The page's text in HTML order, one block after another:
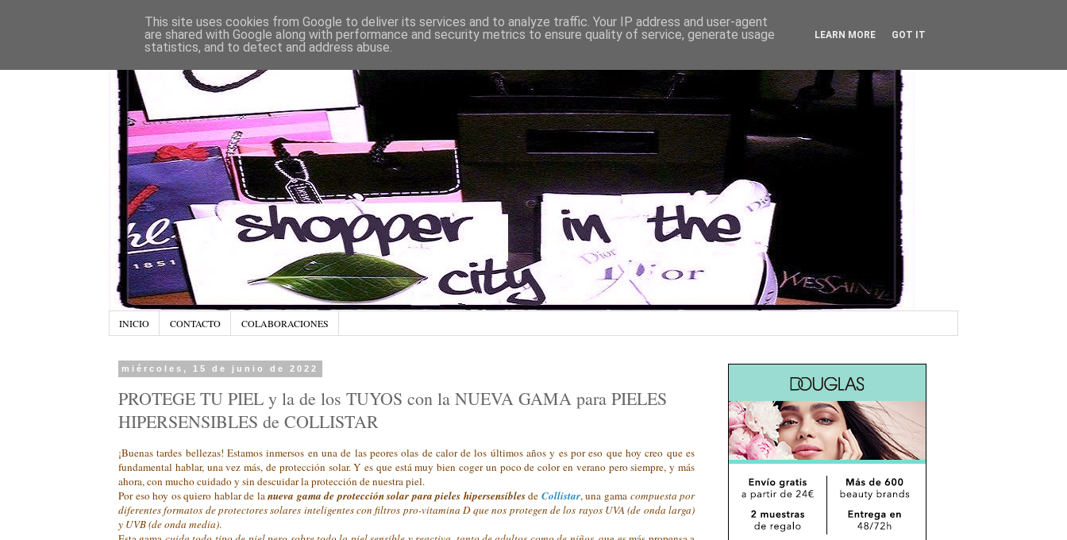
INICIO CONTACTO COLABORACIONES
miércoles, 15 de junio de 2022
PROTEGE TU PIEL y la de los TUYOS con la NUEVA GAMA para PIELES
HIPERSENSIBLES de COLLISTAR
¡Buenas tardes bellezas! Estamos inmersos en una de las peores olas de calor de los últimos años y es por eso que hoy creo que es
fundamental hablar, una vez más, de protección solar. Y es que está muy bien coger un poco de color en verano pero siempre, y más
ahora, con mucho cuidado y sin descuidar la protección de nuestra piel.
Por eso hoy os quiero hablar de lanueva gama de protección solar para pieles hipersensiblesde Collistar, una gama compuesta por
diferentes formatos de protectores solares inteligentes con filtros pro-vitamina D que nos protegen de los rayos UVA (de onda larga)
y UVB (de onda media).
This site uses cookies from Google to deliver its services and to analyze traffic. Your IP address and user-agent
are shared with Google along with performance and security metrics to ensure quality of service, generate usage
statistics, and to detect and address abuse.
LEARN MORE GOT IT